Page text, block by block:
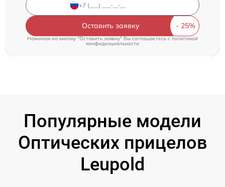
Оставить заявку
Нажимая на кнопку "Оставить заявку" Вы соглашаетесь cполитикой
конфиденциальности
Популярные модели
Оптических прицелов
Leupold